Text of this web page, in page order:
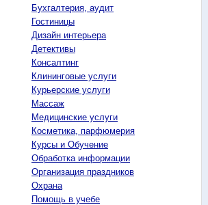
Бухгалтерия, аудит
Гостиницы
Дизайн интерьера
Детективы
Консалтинг
Клининговые услуги
Курьерские услуги
Массаж
Медицинские услуги
Косметика, парфюмерия
Курсы и Обучение
Обработка информации
Организация праздников
Охрана
Помощь в учебе